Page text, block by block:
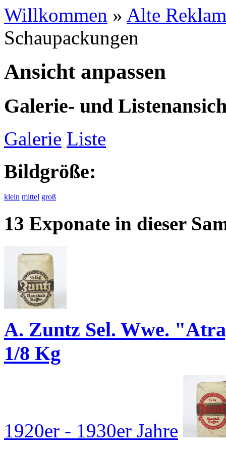
Willkommen » Alte
Schaupackungen
Ansicht anpassen
Galerie- und
Galerie Liste
Bildgröße:
klein mittel groß
13 Exponate in dieser
A. Zuntz Sel. Wwe.
1/8 Kg
1920er - 1930er Jahre